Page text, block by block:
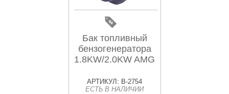
Бак топливный
бензогенератора
1.8KW/2.0KW AMG
АРТИКУЛ: B-2754
ЕСТЬ В НАЛИЧИИ